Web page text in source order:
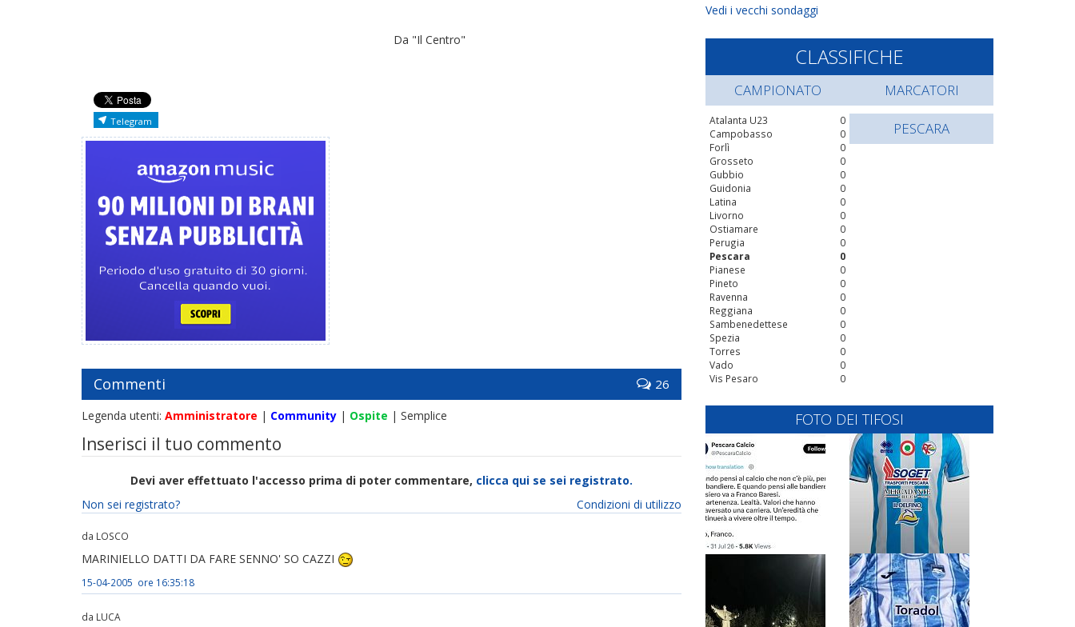
Da "Il Centro"
Telegram
Commenti 26
Legenda utenti: Amministratore | Community | Ospite | Semplice
Inserisci il tuo commento
Devi aver effettuato l'accesso prima di poter commentare, clicca qui se sei registrato.
Condizioni di utilizzo
Non sei registrato?
da LOSCO
MARINIELLO DATTI DA FARE SENNO' SO CAZZI
15-04-2005 ore 16:35:18
da LUCA
Vedi i vecchi sondaggi
CLASSIFICHE
CAMPIONATO
0
Atalanta U23
0
Campobasso
0
Forlì
0
Grosseto
0
Gubbio
0
Guidonia
0
Latina
0
Livorno
0
Ostiamare
0
Perugia
0
Pescara
0
Pianese
0
Pineto
0
Ravenna
0
Reggiana
0
Sambenedettese
0
Spezia
0
Torres
0
Vado
0
Vis Pesaro
MARCATORI
PESCARA
FOTO DEI TIFOSI